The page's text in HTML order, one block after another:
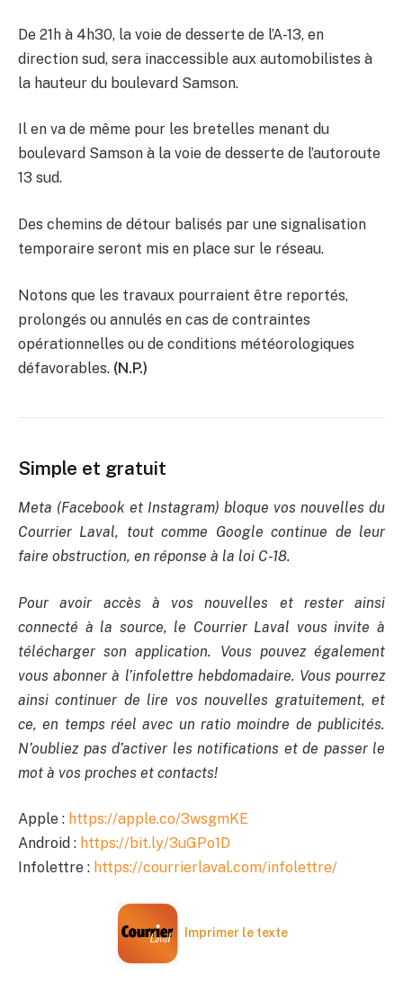
De 21h à 4h30, la voie de desserte de l’A-13, en
direction sud, sera inaccessible aux automobilistes à
la hauteur du boulevard Samson.
Il en va de même pour les bretelles menant du
boulevard Samson à la voie de desserte de l’autoroute
13 sud.
Des chemins de détour balisés par une signalisation
temporaire seront mis en place sur le réseau.
Notons que les travaux pourraient être reportés,
prolongés ou annulés en cas de contraintes
opérationnelles ou de conditions météorologiques
défavorables. (N.P.)
Simple et gratuit
Meta (Facebook et Instagram) bloque vos nouvelles du
Courrier Laval, tout comme Google continue de leur
faire obstruction, en réponse à la loi C-18.
Pour avoir accès à vos nouvelles et rester ainsi
connecté à la source, le Courrier Laval vous invite à
télécharger son application. Vous pouvez également
vous abonner à l’infolettre hebdomadaire. Vous pourrez
ainsi continuer de lire vos nouvelles gratuitement, et
ce, en temps réel avec un ratio moindre de publicités.
N’oubliez pas d’activer les notifications et de passer le
mot à vos proches et contacts!
Apple : https://apple.co/3wsgmKE
Android : https://bit.ly/3uGPo1D
Infolettre : https://courrierlaval.com/infolettre/
Imprimer le texte